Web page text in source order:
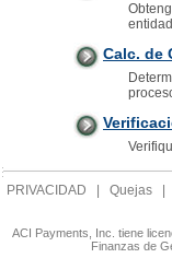
Calc. de
PRIVACIDAD Quejas
ACI Payments, Inc. tiene
Finanzas de